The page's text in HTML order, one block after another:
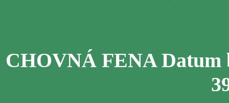
CHOVNÁ FENA Datum